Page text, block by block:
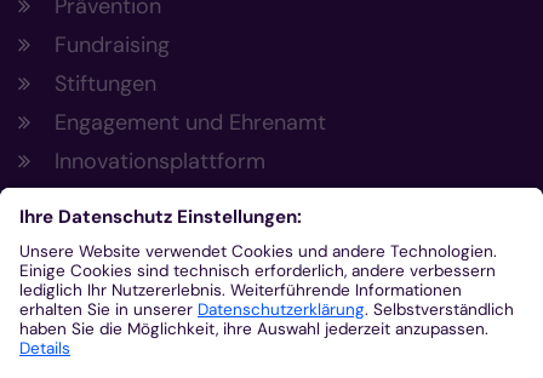
Prävention
Fundraising
Stiftungen
Engagement und Ehrenamt
Innovationsplattform
Aus der Plattform
Nachrichten
Veranstaltungen
Gottesdienste